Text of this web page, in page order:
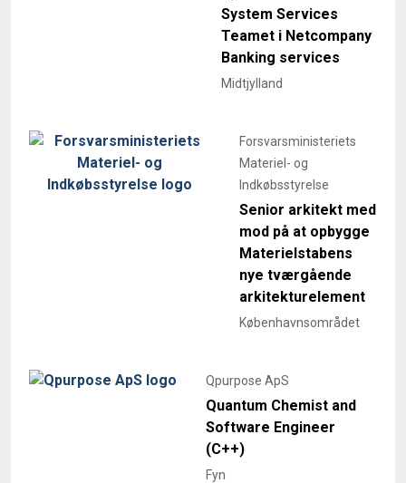
System Services
Teamet i Netcompany
Banking services
Midtjylland
Forsvarsministeriets
Materiel- og
Indkøbsstyrelse
Senior arkitekt med
mod på at opbygge
Materielstabens
nye tværgående
arkitekturelement
Københavnsområdet
Qpurpose ApS
Quantum Chemist and
Software Engineer
(C++)
Fyn